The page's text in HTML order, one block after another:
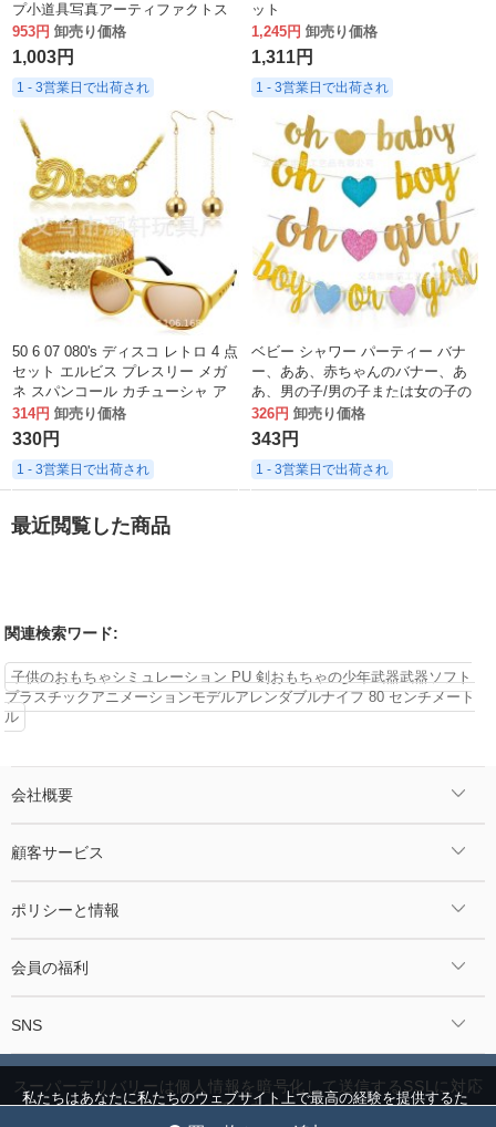
プ小道具写真アーティファクトス
テージパーティーパフォーマンス
小道具
953円 卸売り価格
1,003円
1 - 3営業日で出荷され
ット
1,245円 卸売り価格
1,311円
1 - 3営業日で出荷され
50 6 07 080's ディスコ レトロ 4 点
セット エルビス プレスリー メガ
ネ スパンコール カチューシャ ア
ース ラウンド イヤリング
314円 卸売り価格
330円
1 - 3営業日で出荷され
ベビー シャワー パーティー バナ
ー、ああ、赤ちゃんのバナー、あ
あ、男の子/男の子または女の子の
旗
326円 卸売り価格
343円
1 - 3営業日で出荷され
最近閲覧した商品
関連検索ワード:
子供のおもちゃシミュレーション PU 剣おもちゃの少年武器武器ソフト
プラスチックアニメーションモデルアレンダブルナイフ 80 センチメート
ル
会社概要
顧客サービス
ポリシーと情報
会員の福利
SNS
スーパーデリバリーは個人情報を暗号化して送信するSSLに対応
しています。
私たちはあなたに私たちのウェブサイト上で最高の経験を提供するた
クッキー設定